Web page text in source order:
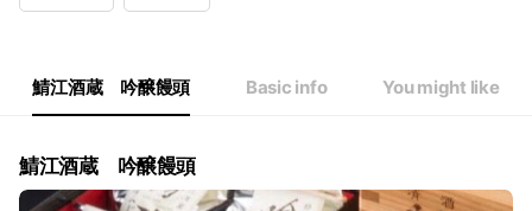
鯖江酒蔵 吟醸饅頭 Basic info You might like
鯖江酒蔵 吟醸饅頭